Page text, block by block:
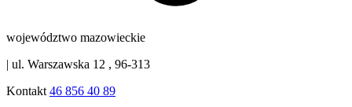
województwo mazowieckie
| ul. Warszawska 12 , 96-313
Kontakt 46 856 40 89